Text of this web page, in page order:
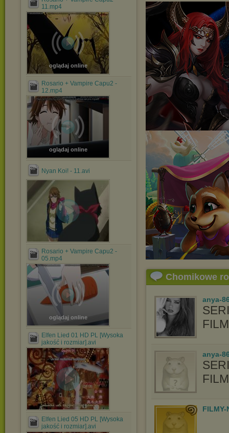
11.mp4
oglądaj online
Rosario + Vampire Capu2 -
12.mp4
oglądaj online
Nyan Koi! - 11.avi
Rosario + Vampire Capu2 -
05.mp4
oglądaj online
Elfen Lied 01 HD PL [Wysoka
jakość i rozmiar].avi
Elfen Lied 05 HD PL [Wysoka
jakość i rozmiar].avi
Chomikowe
anya-
anya-
FILMY-